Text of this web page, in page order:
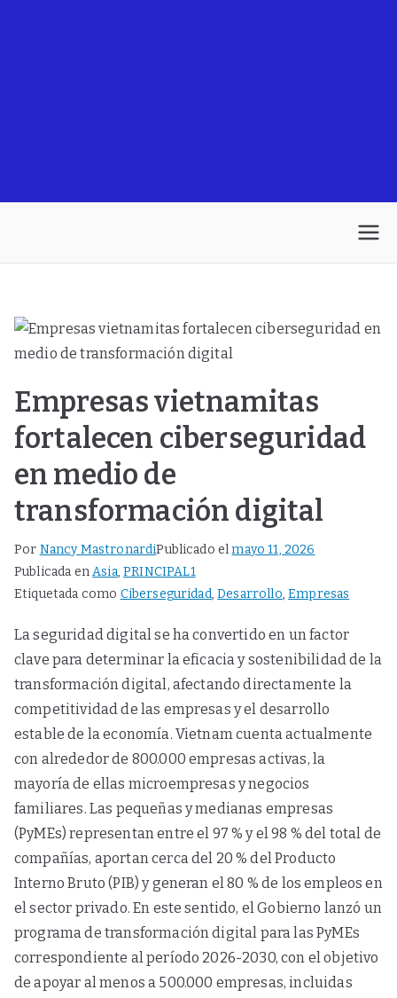
Empresas vietnamitas
fortalecen ciberseguridad
en medio de
transformación digital
Por Nancy MastronardiPublicado elmayo 11, 2026
Publicada enAsia,PRINCIPAL1
Etiquetada como Ciberseguridad,Desarrollo,Empresas
La seguridad digital se ha convertido en un factor
clave para determinar la eficacia y sostenibilidad de la
transformación digital, afectando directamente la
competitividad de las empresas y el desarrollo
estable de la economía.​ Vietnam cuenta actualmente
con alrededor de 800.000 empresas activas, la
mayoría de ellas microempresas y negocios
familiares. Las pequeñas y medianas empresas
(PyMEs) representan entre el 97 % y el 98 % del total de
compañías, aportan cerca del 20 % del Producto
Interno Bruto (PIB) y generan el 80 % de los empleos en
el sector privado. En este sentido, el Gobierno lanzó un
programa de transformación digital para las PyMEs
correspondiente al período 2026-2030, con el objetivo
de apoyar al menos a 500.000 empresas, incluidas